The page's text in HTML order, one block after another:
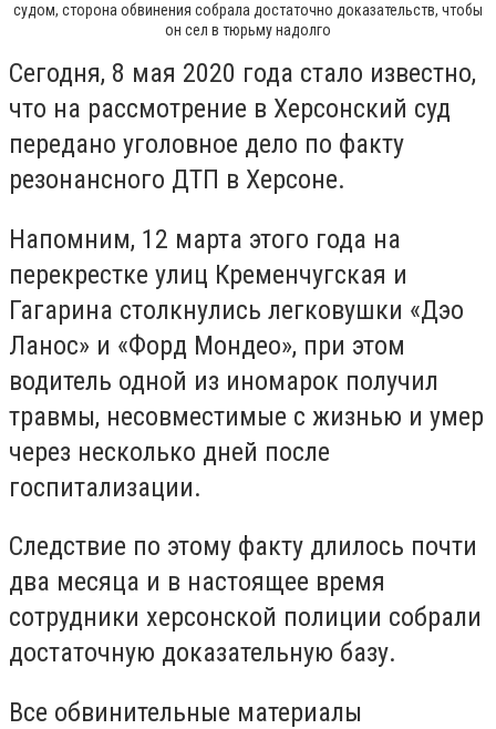
судом, сторона обвинения собрала достаточно доказательств, чтобы
он сел в тюрьму надолго
Сегодня, 8 мая 2020 года стало известно,
что на рассмотрение в Херсонский суд
передано уголовное дело по факту
резонансного ДТП в Херсоне.
Напомним, 12 марта этого года на
перекрестке улиц Кременчугская и
Гагарина столкнулись легковушки «Дэо
Ланос» и «Форд Мондео», при этом
водитель одной из иномарок получил
травмы, несовместимые с жизнью и умер
через несколько дней после
госпитализации.
Следствие по этому факту длилось почти
два месяца и в настоящее время
сотрудники херсонской полиции собрали
достаточную доказательную базу.
Все обвинительные материалы